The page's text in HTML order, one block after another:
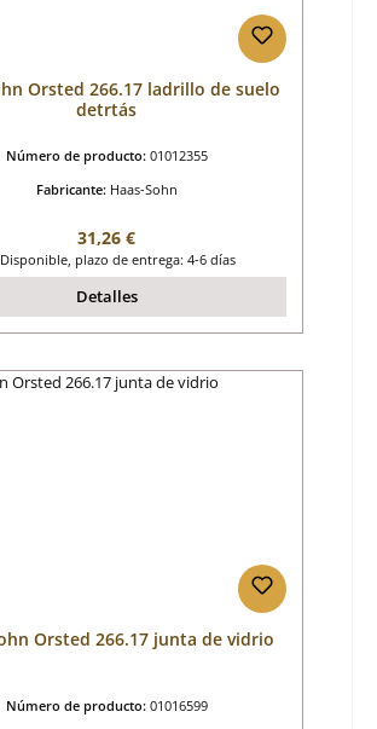
Orsted 266.17 ladrillo de suelo
detrtás
Número de producto: 01012355
Fabricante: Haas-Sohn
Precio normal:
31,26 €
Disponible, plazo de entrega: 4-6 días
Detalles
Orsted 266.17 junta de vidrio
Número de producto: 01016599